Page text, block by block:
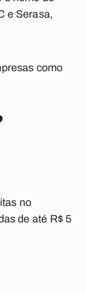
e Serasa,
como
no
de até R$ 5